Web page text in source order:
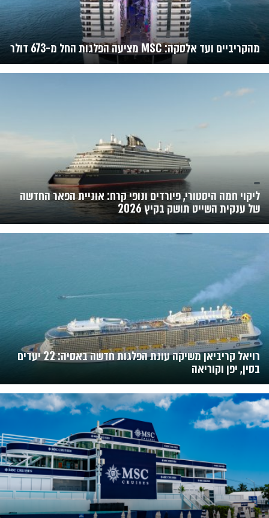
מהקריביים ועד אלסקה: MSC מציעה הפלגות החל מ-673 דולר
ליקוי חמה היסטורי, פיורדים ונופי קרח: אוניית הפאר החדשה
של ענקית השייט תושק בקיץ 2026
רויאל קריביאן משיקה עונת הפלגות חדשה באסיה: 22 יעדים
בסין, יפן וקוריאה